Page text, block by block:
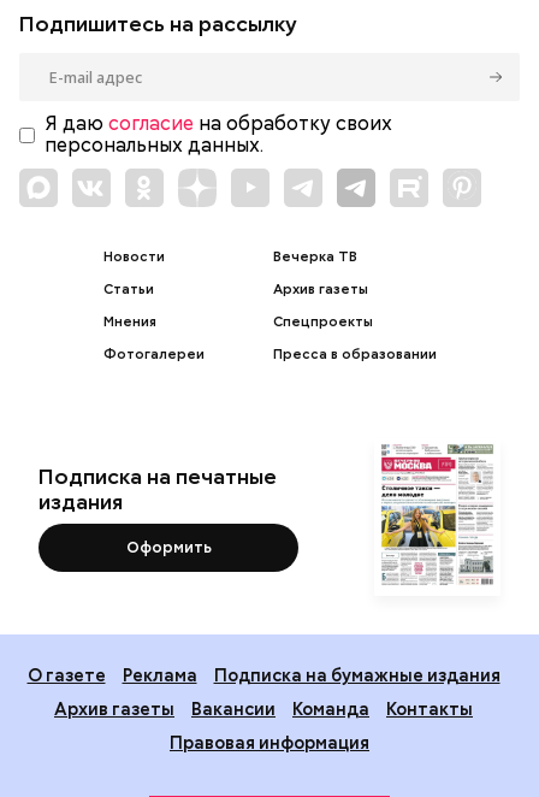
Подпишитесь на рассылку
Я даю согласие на обработку своих
персональных данных.
Новости
Статьи
Мнения
Фотогалереи
Вечерка ТВ
Архив газеты
Спецпроекты
Пресса в образовании
Подписка на печатные
издания
Оформить
О газете Реклама
Подписка на бумажные издания
Архив газеты
Вакансии Команда
Контакты
Правовая информация